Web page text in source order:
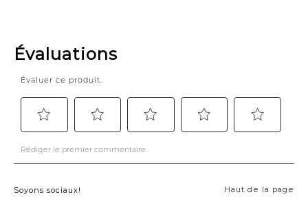
Haut de la page
Soyons sociaux!